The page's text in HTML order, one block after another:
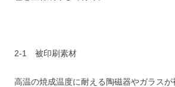
2-1 被印刷素材
高温の焼成温度に耐える陶磁器やガラスが